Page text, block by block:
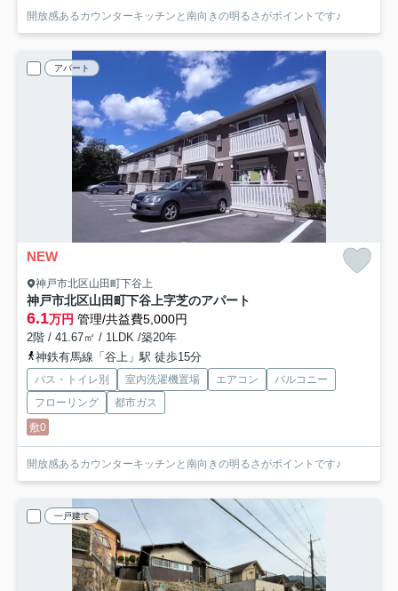
開放感あるカウンターキッチンと南向きの明るさがポイントです♪
アパート
NEW
神戸市北区山田町下谷上
神戸市北区山田町下谷上字芝のアパート
6.1万円 管理/共益費5,000円
2階 / 41.67㎡ / 1LDK /築20年
神鉄有馬線「谷上」駅 徒歩15分
バス・トイレ別 室内洗濯機置場 エアコン
バルコニー
フローリング
都市ガス
敷0
開放感あるカウンターキッチンと南向きの明るさがポイントです♪
一戸建て